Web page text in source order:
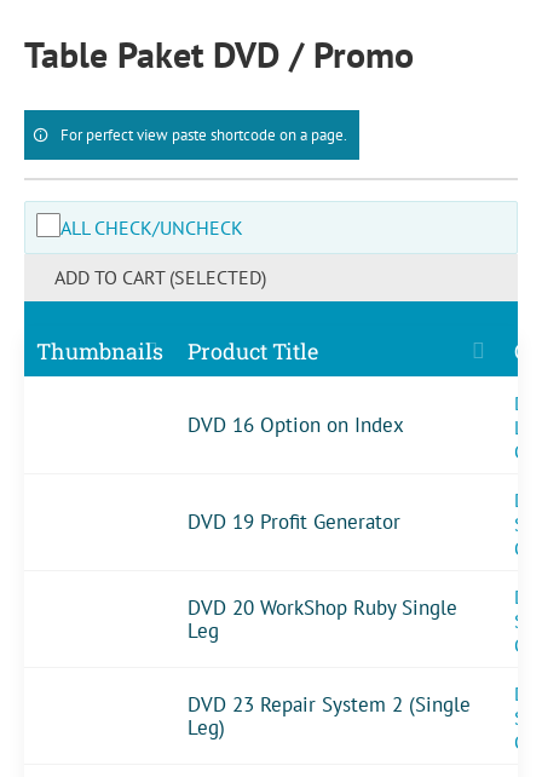
contentTable Paket DVD / Promo
For perfect view paste shortcode on a page.
ALL CHECK/UNCHECK
ADD TO CART (SELECTED)
Thumbnails Product Title
DVD 16 Option on Index
Leg
DVD 19 Profit Generator
DVD 20 WorkShop Ruby Single
Leg
DVD 23 Repair System 2 (Single
Leg)